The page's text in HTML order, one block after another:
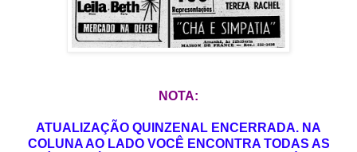
NOTA:
ATUALIZAÇÃO QUINZENAL ENCERRADA. NA
COLUNA AO LADO VOCÊ ENCONTRA TODAS AS